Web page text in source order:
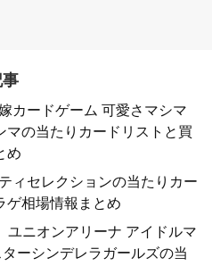
カードゲーム 可愛さマシマ
マの当たりカードリストと買
め
ィセレクションの当たりカー
ゲ相場情報まとめ
ユニオンアリーナ アイドルマ
ターシンデレラガールズの当